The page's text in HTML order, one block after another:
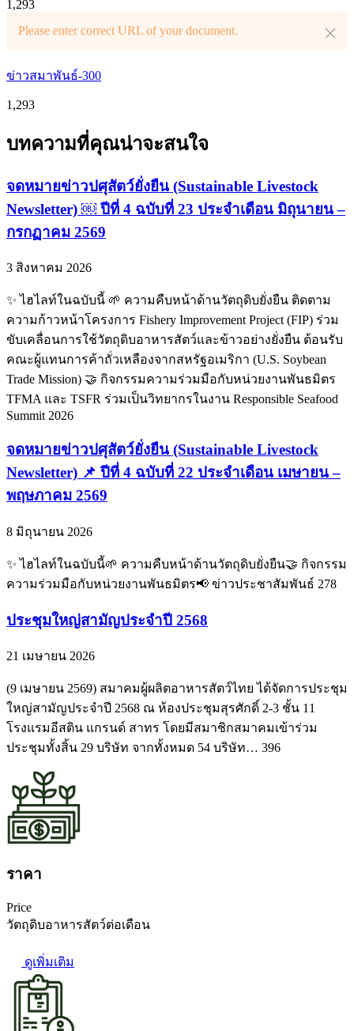
1,293
Please enter correct URL of your document.
ข่าวสมาพันธ์-300
1,293
บทความที่คุณน่าจะสนใจ
จดหมายข่าวปศุสัตว์ยั่งยืน (Sustainable Livestock
Newsletter) ￼ ปีที่ 4 ฉบับที่ 23 ประจำเดือน มิถุนายน –
กรกฏาคม 2569
3 สิงหาคม 2026
✨ ไฮไลท์ในฉบับนี้ 🌱 ความคืบหน้าด้านวัตถุดิบยั่งยืน ติดตาม
ความก้าวหน้าโครงการ Fishery Improvement Project (FIP) ร่วม
ขับเคลื่อนการใช้วัตถุดิบอาหารสัตว์และข้าวอย่างยั่งยืน ต้อนรับ
คณะผู้แทนการค้าถั่วเหลืองจากสหรัฐอเมริกา (U.S. Soybean
Trade Mission) 🤝 กิจกรรมความร่วมมือกับหน่วยงานพันธมิตร
TFMA และ TSFR ร่วมเป็นวิทยากรในงาน Responsible Seafood
Summit 2026
จดหมายข่าวปศุสัตว์ยั่งยืน (Sustainable Livestock
Newsletter) 📌 ปีที่ 4 ฉบับที่ 22 ประจำเดือน เมษายน –
พฤษภาคม 2569
8 มิถุนายน 2026
✨ ไฮไลท์ในฉบับนี้🌱 ความคืบหน้าด้านวัตถุดิบยั่งยืน🤝 กิจกรรม
ความร่วมมือกับหน่วยงานพันธมิตร📢 ข่าวประชาสัมพันธ์ 278
ประชุมใหญ่สามัญประจำปี 2568
21 เมษายน 2026
(9 เมษายน 2569) สมาคมผู้ผลิตอาหารสัตว์ไทย ได้จัดการประชุม
ใหญ่สามัญประจำปี 2568 ณ ห้องประชุมสุรศักดิ์ 2-3 ชั้น 11
โรงแรมอีสติน แกรนด์ สาทร โดยมีสมาชิกสมาคมเข้าร่วม
ประชุมทั้งสิ้น 29 บริษัท จากทั้งหมด 54 บริษัท… 396
ราคา
Price
วัตถุดิบอาหารสัตว์ต่อเดือน
ดูเพิ่มเติม